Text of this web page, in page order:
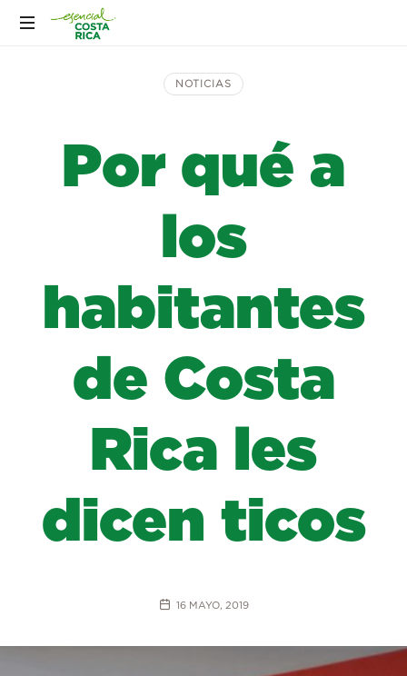
NOTICIAS
Por qué a
los
habitantes
de Costa
Rica les
dicen ticos
16 MAYO, 2019